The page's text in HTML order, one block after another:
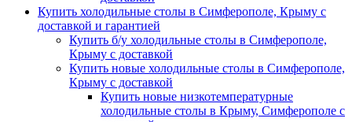
Купить холодильные столы в Симферополе, Крыму с
доставкой и гарантией
Купить б/у холодильные столы в Симферополе,
Крыму с доставкой
Купить новые холодильные столы в Симферополе,
Крыму с доставкой
Купить новые низкотемпературные
холодильные столы в Крыму, Симферополе с